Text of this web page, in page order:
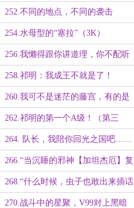
的……
252.不同的地点，不同的袭击
254.水母型的“塞拉”（3K）
256.我懒得跟你讲道理，你不配听
（第四更！）
258.祁明：我成王不就是了！
260.我可不是迷茫的藤宫，有的是
力气和手段
262.祁明的第一个A级！（第三
更）
264. 队长，我陪你回光之国吧……
我去！（二合一大章）
266.“当沉睡的邪神【加坦杰厄】复
苏，唯有神才可拯救世人”（3K）
268.“什么时候，虫子也敢出来插话
了。”（四千字大章）
270.战斗中的星聚，V99对上黑暗